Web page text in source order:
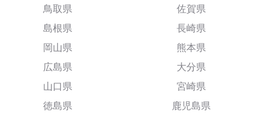
鳥取県
島根県
岡山県
広島県
山口県
徳島県
佐賀県
長崎県
熊本県
大分県
宮崎県
鹿児島県